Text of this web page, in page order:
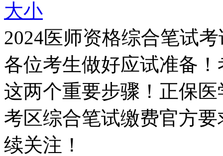
大小
2024医师资格综合笔试
各位考生做好应试准备
这两个重要步骤！正保
考区综合笔试缴费官方
续关注！